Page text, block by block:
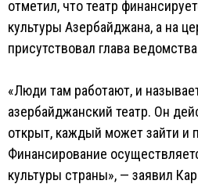
отметил, что театр
культуры Азербайджана, а на
присутствовал глава
«Люди там работают, и
азербайджанский театр. Он
открыт, каждый может зайти и
Финансирование
культуры страны», — заявил